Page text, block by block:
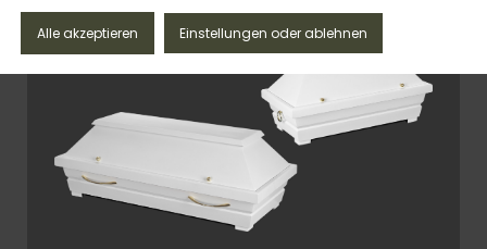
Schliessen
Alle akzeptieren Einstellungen oder ablehnen